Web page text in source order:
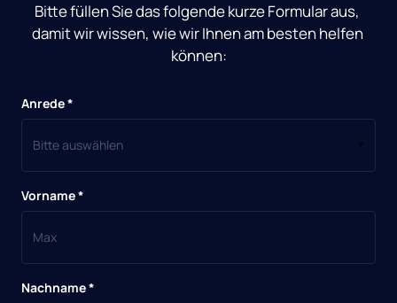
Bitte füllen Sie das folgende kurze Formular aus,
damit wir wissen, wie wir Ihnen am besten helfen
Anrede *
Bitte auswählen
Vorname *
Nachname *